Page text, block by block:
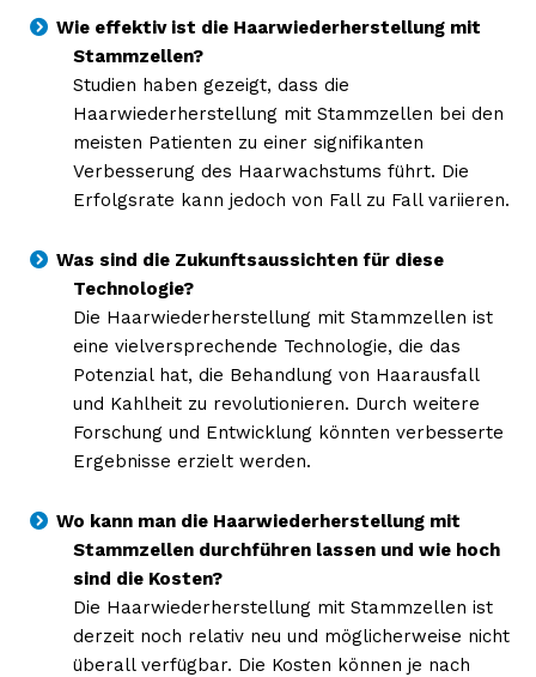
Wie effektiv ist die Haarwiederherstellung mit
Stammzellen?
Studien haben gezeigt, dass die
Haarwiederherstellung mit Stammzellen bei den
meisten Patienten zu einer signifikanten
Verbesserung des Haarwachstums führt. Die
Erfolgsrate kann jedoch von Fall zu Fall variieren.
Was sind die Zukunftsaussichten für diese
Technologie?
Die Haarwiederherstellung mit Stammzellen ist
eine vielversprechende Technologie, die das
Potenzial hat, die Behandlung von Haarausfall
und Kahlheit zu revolutionieren. Durch weitere
Forschung und Entwicklung könnten verbesserte
Ergebnisse erzielt werden.
Wo kann man die Haarwiederherstellung mit
Stammzellen durchführen lassen und wie hoch
sind die Kosten?
Die Haarwiederherstellung mit Stammzellen ist
derzeit noch relativ neu und möglicherweise nicht
überall verfügbar. Die Kosten können je nach